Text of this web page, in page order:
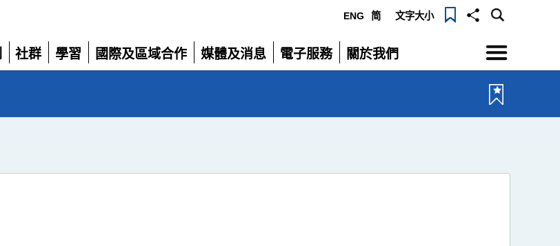
ENG 简 文字大小
社群
展
學習
展
國際及區域合作
展
媒體及消息
展
電子服務
展
關於我們
展
選
單